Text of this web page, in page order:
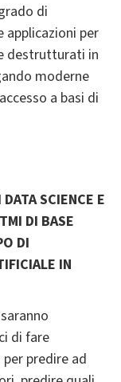
di
applicazioni per
destrutturati in
moderne
a basi di
SCIENCE E
DI BASE
DI
IN
di fare
predire ad